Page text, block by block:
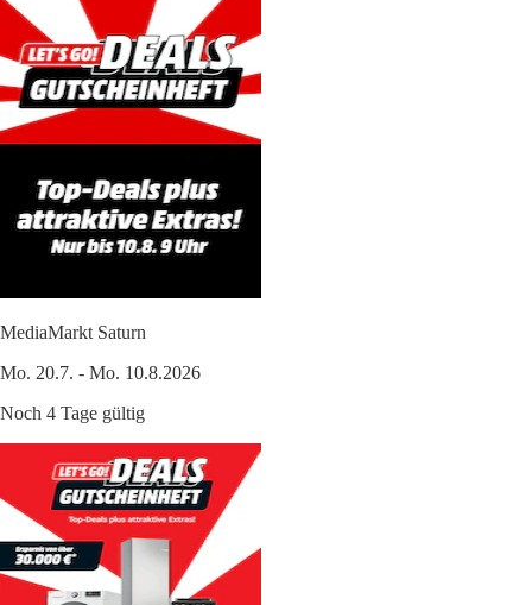
MediaMarkt Saturn
Mo. 20.7. - Mo. 10.8.2026
Noch 4 Tage gültig